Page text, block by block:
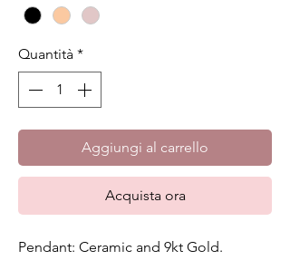
Quantità *
Aggiungi al carrello
Acquista ora
Pendant: Ceramic and 9kt Gold.